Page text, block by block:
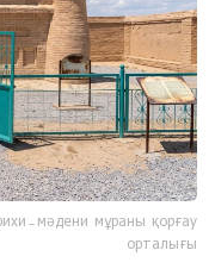
мәдени мұраны қорғау
орталығы